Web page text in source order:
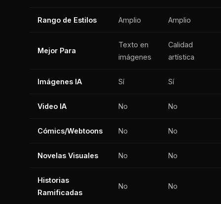
Rango de Estilos Amplio Amplio
Mejor Para
Texto en
imágenes
Calidad
artística
Imágenes IA Sí Sí
Video IA No No
Cómics/Webtoons No No
Novelas Visuales No No
Historias
Ramificadas
No No